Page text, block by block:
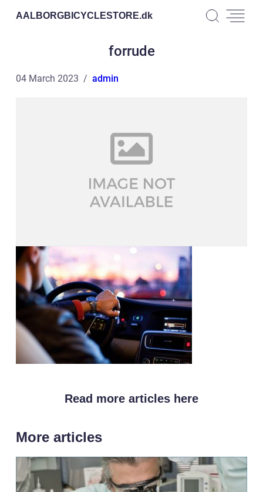
AALBORGBICYCLESTORE.dk
forrude
04 March 2023 admin
Read more articles here
More articles